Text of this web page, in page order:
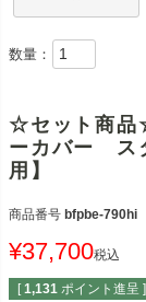
数量：
☆セット商品
ーカバー ス
用】
商品番号 bfpbe-790hi
¥37,700税込
[ 1,131 ポイント進呈 ]